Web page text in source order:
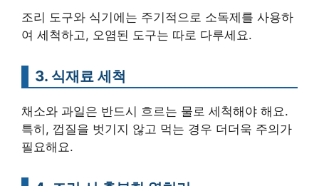
조리 도구와 식기에는 주기적으로 소독제를 사용하
여 세척하고, 오염된 도구는 따로 다루세요.
3. 식재료 세척
채소와 과일은 반드시 흐르는 물로 세척해야 해요.
특히, 껍질을 벗기지 않고 먹는 경우 더더욱 주의가
필요해요.